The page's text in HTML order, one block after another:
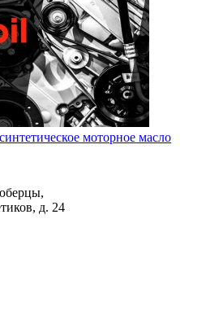
моторное масло
д. 24